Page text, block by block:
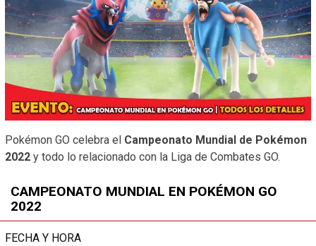
Pokémon GO celebra el Campeonato Mundial de Pokémon
2022 y todo lo relacionado con la Liga de Combates GO.
CAMPEONATO MUNDIAL EN POKÉMON GO
2022
FECHA Y HORA